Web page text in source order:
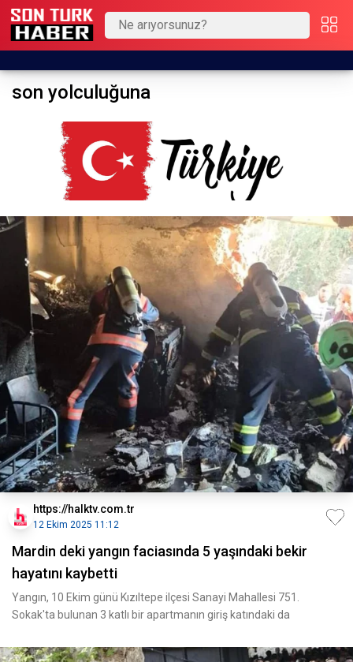
son yolculuğuna
https://halktv.com.tr
12 Ekim 2025 11:12
Mardin deki yangın faciasında 5 yaşındaki bekir
hayatını kaybetti
Yangın, 10 Ekim günü Kızıltepe ilçesi Sanayi Mahallesi 751.
Sokak'ta bulunan 3 katlı bir apartmanın giriş katındaki da